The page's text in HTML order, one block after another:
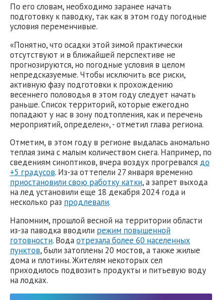
По его словам, необходимо заранее начать
подготовку к паводку, так как в этом году погодные
условия переменчивые.
«Понятно, что осадки этой зимой практически
отсутствуют и в ближайшей перспективе не
прогнозируются, но погодные условия в целом
непредсказуемые. Чтобы исключить все риски,
активную фазу подготовки к прохождению
весеннего половодья в этом году следует начать
раньше. Список территорий, которые ежегодно
попадают у нас в зону подтопления, как и перечень
мероприятий, определен», - отметил глава региона.
Отметим, в этом году в регионе выдалась аномально
теплая зима с малым количеством снега. Например, по
сведениям синоптиков, вчера воздух прогревался до
+5 градусов. Из-за оттепели 27 января временно
приостановили свою работку катки, а запрет выхода
на лед установили еще 18 декабря 2024 года и
несколько раз продлевали.
Напомним, прошлой весной на территории области
из-за паводка вводили режим повышенной
готовности. Водаотрезала более 60 населенных
пунктов, были затоплены 20 мостов, а также жилые
дома и плотины. Жителям некоторых сел
приходилось подвозить продукты и питьевую воду
на лодках.